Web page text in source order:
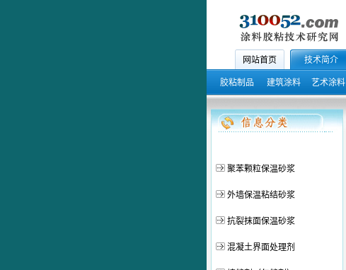
网站首页 技术简介
胶粘制品 建筑涂料 艺术涂料
聚苯颗粒保温砂浆
外墙保温粘结砂浆
抗裂抹面保温砂浆
混凝土界面处理剂